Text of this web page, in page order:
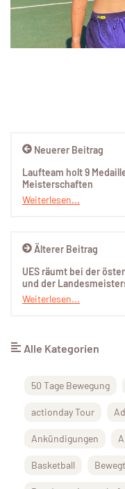
Älterer Beitrag
UES räumt bei der
und der
Weiterlesen...
Neuerer Beitrag
Laufteam holt 9
Meisterschaften
Weiterlesen...
Alle Kategorien
50 Tage Bewegung
actionday Tour
Ankündigungen
Basketball